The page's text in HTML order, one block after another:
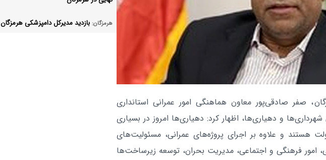
، صفر صادقی‌پور معاون هماهنگی امور عمرانی استانداری
و دهیاری‌ها، اظهار کرد: دهیاری‌ها امروز در بسیاری
هستند و علاوه بر اجرای پروژه‌های عمرانی، مسئولیت‌های
امور فرهنگی و اجتماعی، مدیریت بحران، توسعه زیرساخت‌ها
هرمزگان: بازدید مدیرکل دامپزشکی هرمزگان